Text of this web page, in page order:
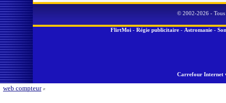
© 2002-2026 - Tous
FlirtMoi - Régie publicitaire - Astromanie -
Carrefour Internet
web compteur